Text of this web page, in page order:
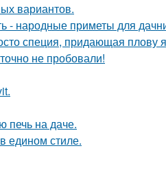
вариантов.
- народные приметы для
специя, придающая плову
не пробовали!
печь на даче.
едином стиле.